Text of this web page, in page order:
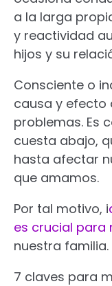
a la larga
y reactividad
hijos y su
Consciente o
causa y efecto
problemas. Es
cuesta abajo,
hasta afectar
que amamos.
Por tal motivo, i
es crucial para
nuestra familia.
7 claves para